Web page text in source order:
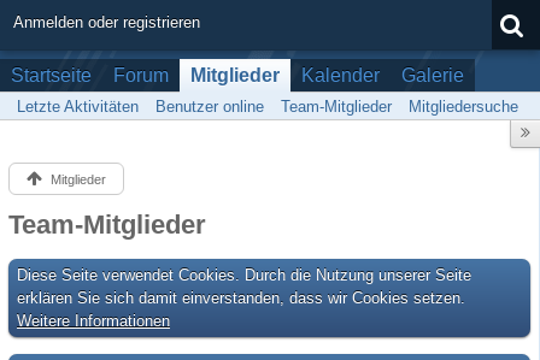
Anmelden oder registrieren
Startseite Forum Mitglieder Kalender Galerie
Letzte Aktivitäten Benutzer online Team-Mitglieder Mitgliedersuche
Mitglieder
Team-Mitglieder
Diese Seite verwendet Cookies. Durch die Nutzung unserer Seite
erklären Sie sich damit einverstanden, dass wir Cookies setzen.
Weitere Informationen